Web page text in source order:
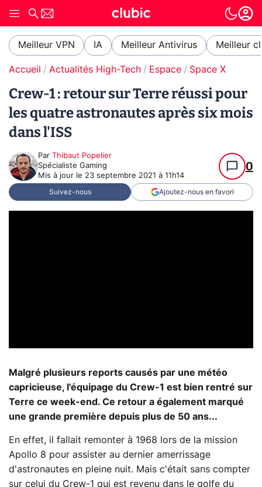
Meilleur VPN IA Meilleur Antivirus Meilleur
Accueil Actualités High-Tech Espace Space X
Crew-1 : retour sur Terre réussi pour
les quatre astronautes après six mois
dans l'ISS
Par Thibaut Popelier
Spécialiste Gaming
Mis à jour le 23 septembre 2021 à 11h14
0
Suivez-nous Ajoutez-nous en favori
Malgré plusieurs reports causés par une météo
capricieuse, l'équipage du Crew-1 est bien rentré sur
Terre ce week-end. Ce retour a également marqué
une grande première depuis plus de 50 ans...
En effet, il fallait remonter à 1968 lors de la mission
Apollo 8 pour assister au dernier amerrissage
d'astronautes en pleine nuit. Mais c'était sans compter
sur celui du Crew-1 qui est revenu dans le golfe du